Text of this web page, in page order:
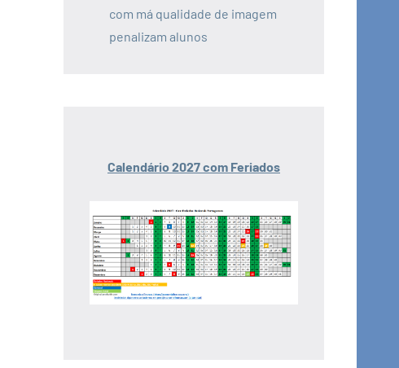
com má qualidade de imagem
penalizam alunos
Calendário 2027 com Feriados